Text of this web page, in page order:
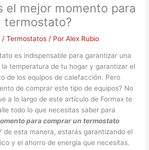
el mejor momento para
termostato?
/Termostatos / PorAlex Rubio
es indispensable para garantizar una
temperatura de tu hogar y garantizar el
de los equipos de calefacción. Pero
de comprar este tipo de equipos? No
a lo largo de este artículo de Formax te
todo lo que necesitas saber para
para comprar un termostato
de esta manera, estarás garantizando el
y el ahorro de energía que necesitas.